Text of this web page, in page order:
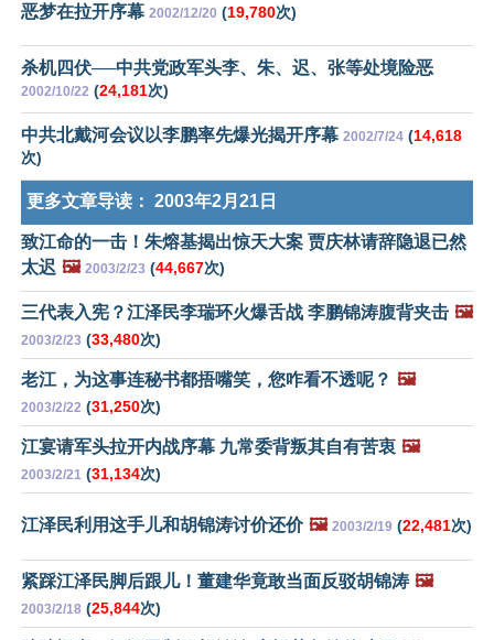
恶梦在拉开序幕 2002/12/20 (19,780次)
杀机四伏──中共党政军头李、朱、迟、张等处境险恶
2002/10/22 (24,181次)
中共北戴河会议以李鹏率先爆光揭开序幕 2002/7/24 (14,618
次)
更多文章导读： 2003年2月21日
致江命的一击！朱熔基揭出惊天大案 贾庆林请辞隐退已然
太迟 🖼️ 2003/2/23 (44,667次)
三代表入宪？江泽民李瑞环火爆舌战 李鹏锦涛腹背夹击 🖼️
2003/2/23 (33,480次)
老江，为这事连秘书都捂嘴笑，您咋看不透呢？ 🖼️
2003/2/22 (31,250次)
江宴请军头拉开内战序幕 九常委背叛其自有苦衷 🖼️
2003/2/21 (31,134次)
江泽民利用这手儿和胡锦涛讨价还价 🖼️ 2003/2/19 (22,481次)
紧踩江泽民脚后跟儿！董建华竟敢当面反驳胡锦涛 🖼️
2003/2/18 (25,844次)